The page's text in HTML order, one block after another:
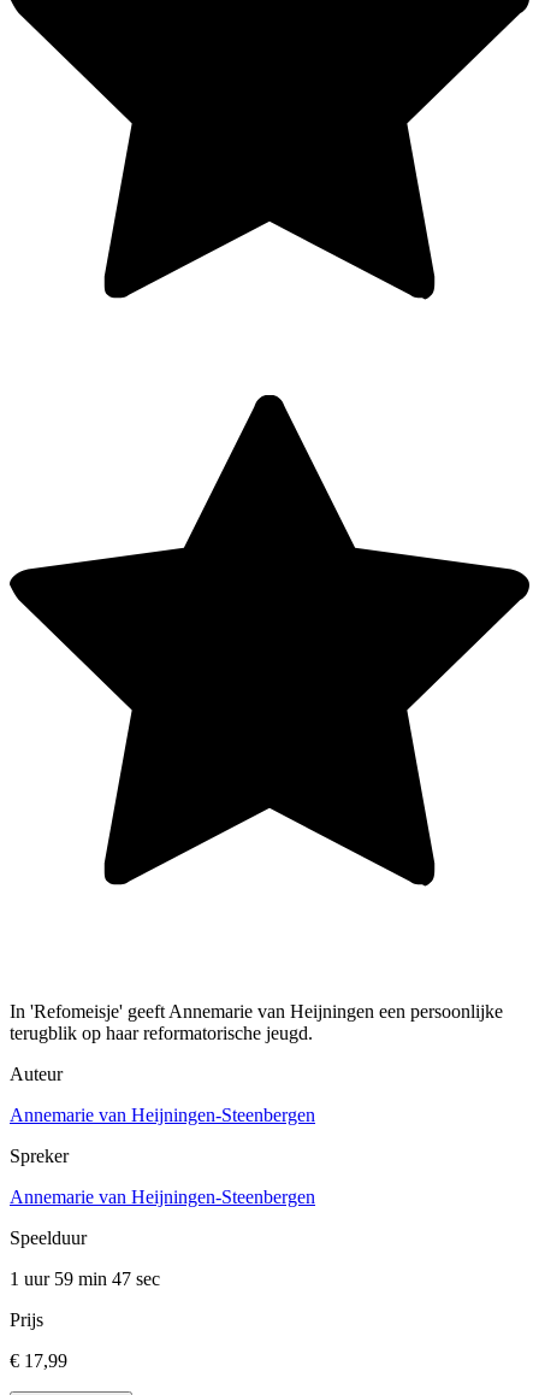
In 'Refomeisje' geeft Annemarie van Heijningen een persoonlijke
terugblik op haar reformatorische jeugd.
Auteur
Annemarie van Heijningen-Steenbergen
Spreker
Annemarie van Heijningen-Steenbergen
Speelduur
1 uur 59 min 47 sec
Prijs
€ 17,99